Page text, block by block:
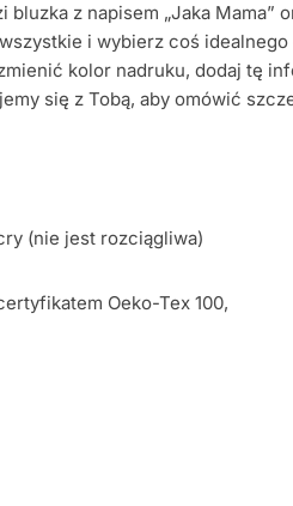
z napisem „Jaka
i wybierz coś
kolor nadruku, dodaj tę
się z Tobą, aby omówić
(nie jest rozciągliwa)
Oeko-Tex 100,